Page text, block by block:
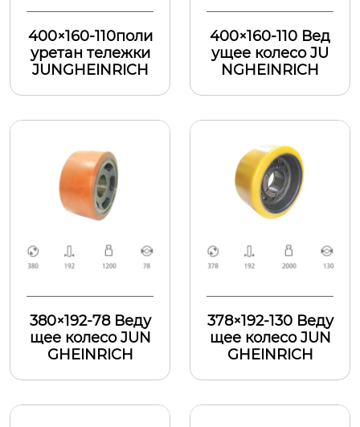
400×160-110поли
уретан тележки
JUNGHEINRICH
400×160-110 Вед
ущее колесо JU
NGHEINRICH
380×192-78 Веду
щее колесо JUN
GHEINRICH
378×192-130 Веду
щее колесо JUN
GHEINRICH